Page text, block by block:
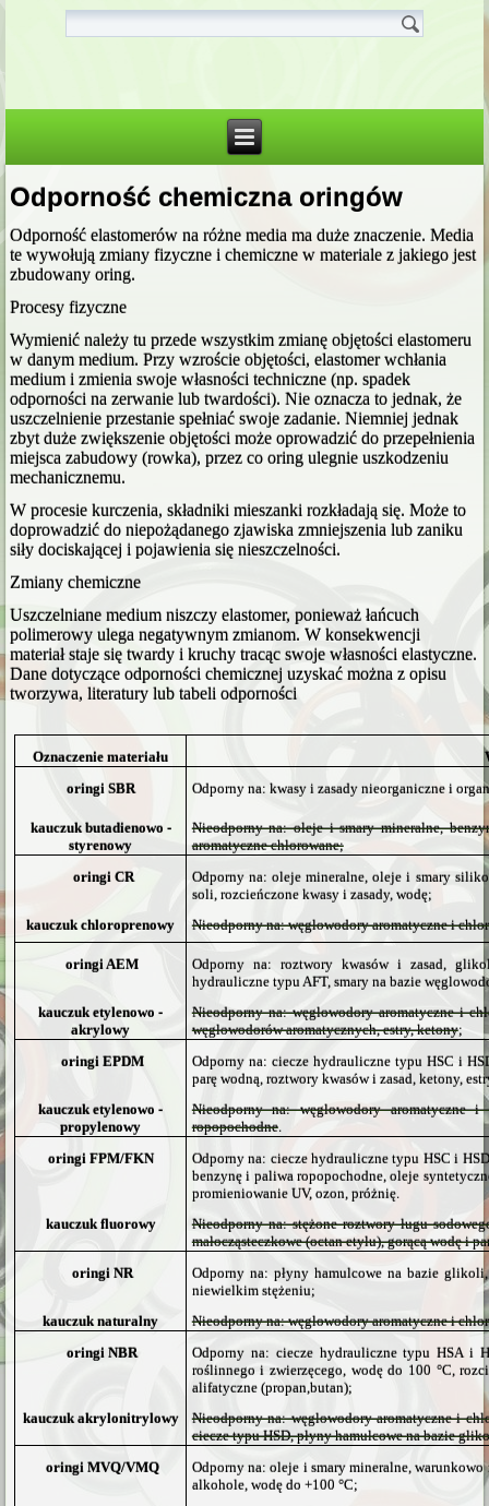
Odporność chemiczna oringów
Odporność elastomerów na różne media ma duże znaczenie. Media
te wywołują zmiany fizyczne i chemiczne w materiale z jakiego jest
zbudowany oring.
Procesy fizyczne
Wymienić należy tu przede wszystkim zmianę objętości elastomeru
w danym medium. Przy wzroście objętości, elastomer wchłania
medium i zmienia swoje własności techniczne (np. spadek
odporności na zerwanie lub twardości). Nie oznacza to jednak, że
uszczelnienie przestanie spełniać swoje zadanie. Niemniej jednak
zbyt duże zwiększenie objętości może oprowadzić do przepełnienia
miejsca zabudowy (rowka), przez co oring ulegnie uszkodzeniu
mechanicznemu.
W procesie kurczenia, składniki mieszanki rozkładają się. Może to
doprowadzić do niepożądanego zjawiska zmniejszenia lub zaniku
siły dociskającej i pojawienia się nieszczelności.
Zmiany chemiczne
Uszczelniane medium niszczy elastomer, ponieważ łańcuch
polimerowy ulega negatywnym zmianom. W konsekwencji
materiał staje się twardy i kruchy tracąc swoje własności elastyczne.
Dane dotyczące odporności chemicznej uzyskać można z opisu
tworzywa, literatury lub tabeli odporności
Oznaczenie materiału
oringi SBR
Odporny na: kwasy i zasady nieorganiczne i
kauczuk butadienowo -
styrenowy
Nieodporny na: oleje i smary mineralne,
aromatyczne chlorowane;
oringi CR
Odporny na: oleje mineralne, oleje i smary
soli, rozcieńczone kwasy i zasady, wodę;
kauczuk chloroprenowy
Nieodporny na: węglowodory aromatyczne i
oringi AEM
Odporny na: roztwory kwasów i zasad,
hydrauliczne typu AFT, smary na bazie
kauczuk etylenowo -
akrylowy
Nieodporny na: węglowodory aromatyczne i
węglowodorów aromatycznych, estry, ketony;
oringi EPDM
Odporny na: ciecze hydrauliczne typu HSC i
parę wodną, roztwory kwasów i zasad, ketony,
kauczuk etylenowo -
propylenowy
Nieodporny na: węglowodory aromatyczne
ropopochodne.
oringi FPM/FKN
Odporny na: ciecze hydrauliczne typu HSC i
benzynę i paliwa ropopochodne, oleje
promieniowanie UV, ozon, próżnię.
kauczuk fluorowy
Nieodporny na: stężone roztwory ługu
małocząsteczkowe (octan etylu), gorącą wodę i
oringi NR
Odporny na: płyny hamulcowe na bazie
niewielkim stężeniu;
kauczuk naturalny
Nieodporny na: węglowodory aromatyczne i
oringi NBR
Odporny na: ciecze hydrauliczne typu HSA i
roślinnego i zwierzęcego, wodę do 100 °C,
alifatyczne (propan,butan);
kauczuk akrylonitrylowy
Nieodporny na: węglowodory aromatyczne i
ciecze typu HSD, płyny hamulcowe na bazie
oringi MVQ/VMQ
Odporny na: oleje i smary mineralne,
alkohole, wodę do +100 °C;